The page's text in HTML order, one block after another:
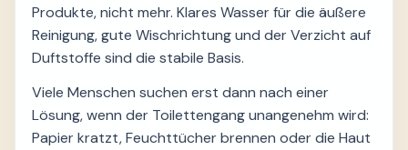
Produkte, nicht mehr. Klares Wasser für die äußere
Reinigung, gute Wischrichtung und der Verzicht auf
Duftstoffe sind die stabile Basis.
Viele Menschen suchen erst dann nach einer
Lösung, wenn der Toilettengang unangenehm wird:
Papier kratzt, Feuchttücher brennen oder die Haut